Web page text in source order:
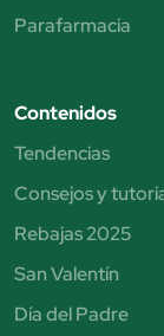
Parafarmacia
Contenidos
Tendencias
Consejos y
Rebajas 2025
San Valentín
Día del Padre